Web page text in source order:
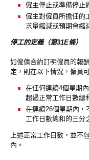
僱主停止或準備停止
僱主對僱員所擔任的
求量縮減或預期會縮
停工的定義（第31E條）
如僱傭合約訂明僱員的報
定，則在以下情況，僱員
在任何連續4個星期
超過正常工作日數總
在連續26個星期內，
工作日數總和的三分
上述正常工作日數，並不
內。